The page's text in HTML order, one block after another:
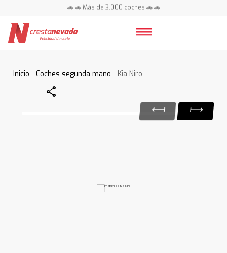
🚗 🚗 Más de 3.000 coches 🚗 🚗
Inicio -Coches segunda mano - Kia Niro
Share